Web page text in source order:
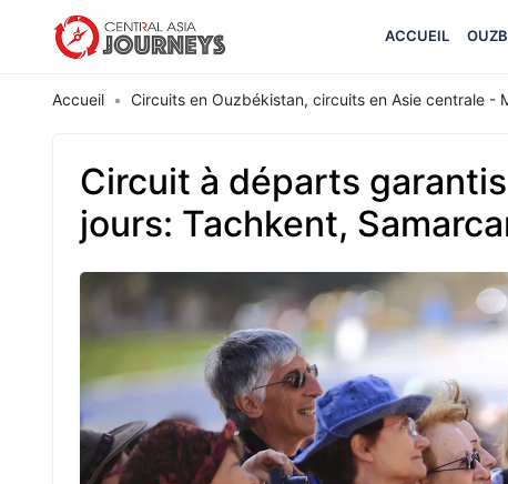
ACCUEIL
Accueil Circuits en Ouzbékistan, circuits en Asie centrale -
Circuit à départs
jours: Tachkent,